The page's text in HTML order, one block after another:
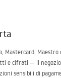
Mastercard, Maestro
e cifrati — il
sensibili di